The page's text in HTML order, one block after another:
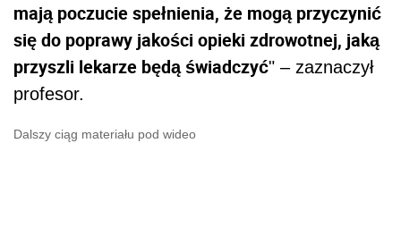
mają poczucie spełnienia, że mogą przyczynić
się do poprawy jakości opieki zdrowotnej, jaką
przyszli lekarze będą świadczyć" – zaznaczył
profesor.
Dalszy ciąg materiału pod wideo